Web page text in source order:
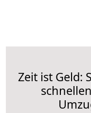
Zeit ist Geld: